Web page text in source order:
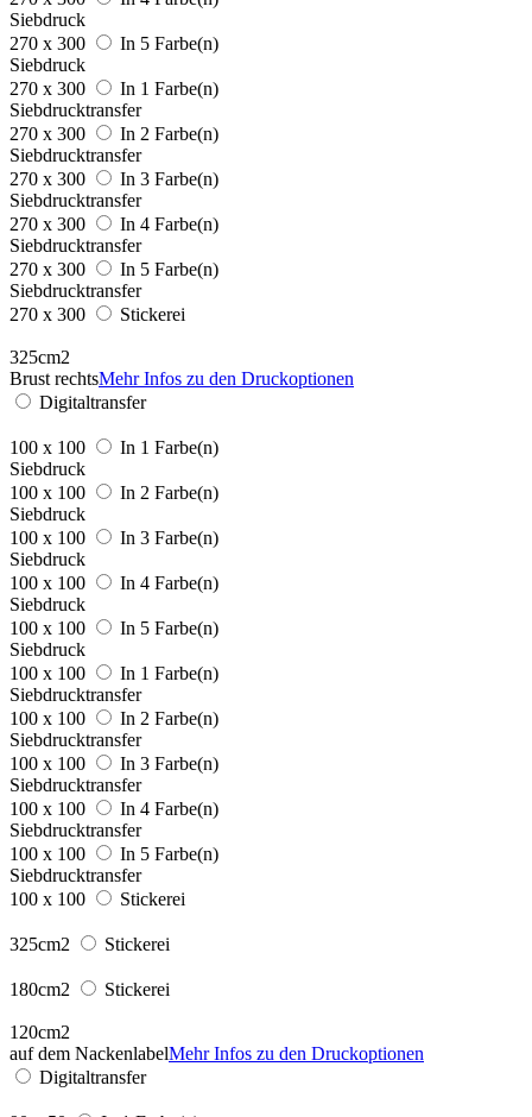
Siebdruck
270 x 300
In 5 Farbe(n)
Siebdruck
270 x 300
In 1 Farbe(n)
Siebdrucktransfer
270 x 300
In 2 Farbe(n)
Siebdrucktransfer
270 x 300
In 3 Farbe(n)
Siebdrucktransfer
270 x 300
In 4 Farbe(n)
Siebdrucktransfer
270 x 300
In 5 Farbe(n)
Siebdrucktransfer
270 x 300
Stickerei
325cm2
Brust rechtsMehr Infos zu den Druckoptionen
Digitaltransfer
100 x 100
In 1 Farbe(n)
Siebdruck
100 x 100
In 2 Farbe(n)
Siebdruck
100 x 100
In 3 Farbe(n)
Siebdruck
100 x 100
In 4 Farbe(n)
Siebdruck
100 x 100
In 5 Farbe(n)
Siebdruck
100 x 100
In 1 Farbe(n)
Siebdrucktransfer
100 x 100
In 2 Farbe(n)
Siebdrucktransfer
100 x 100
In 3 Farbe(n)
Siebdrucktransfer
100 x 100
In 4 Farbe(n)
Siebdrucktransfer
100 x 100
In 5 Farbe(n)
Siebdrucktransfer
100 x 100
Stickerei
325cm2 Stickerei
180cm2 Stickerei
120cm2
auf dem NackenlabelMehr Infos zu den Druckoptionen
Digitaltransfer